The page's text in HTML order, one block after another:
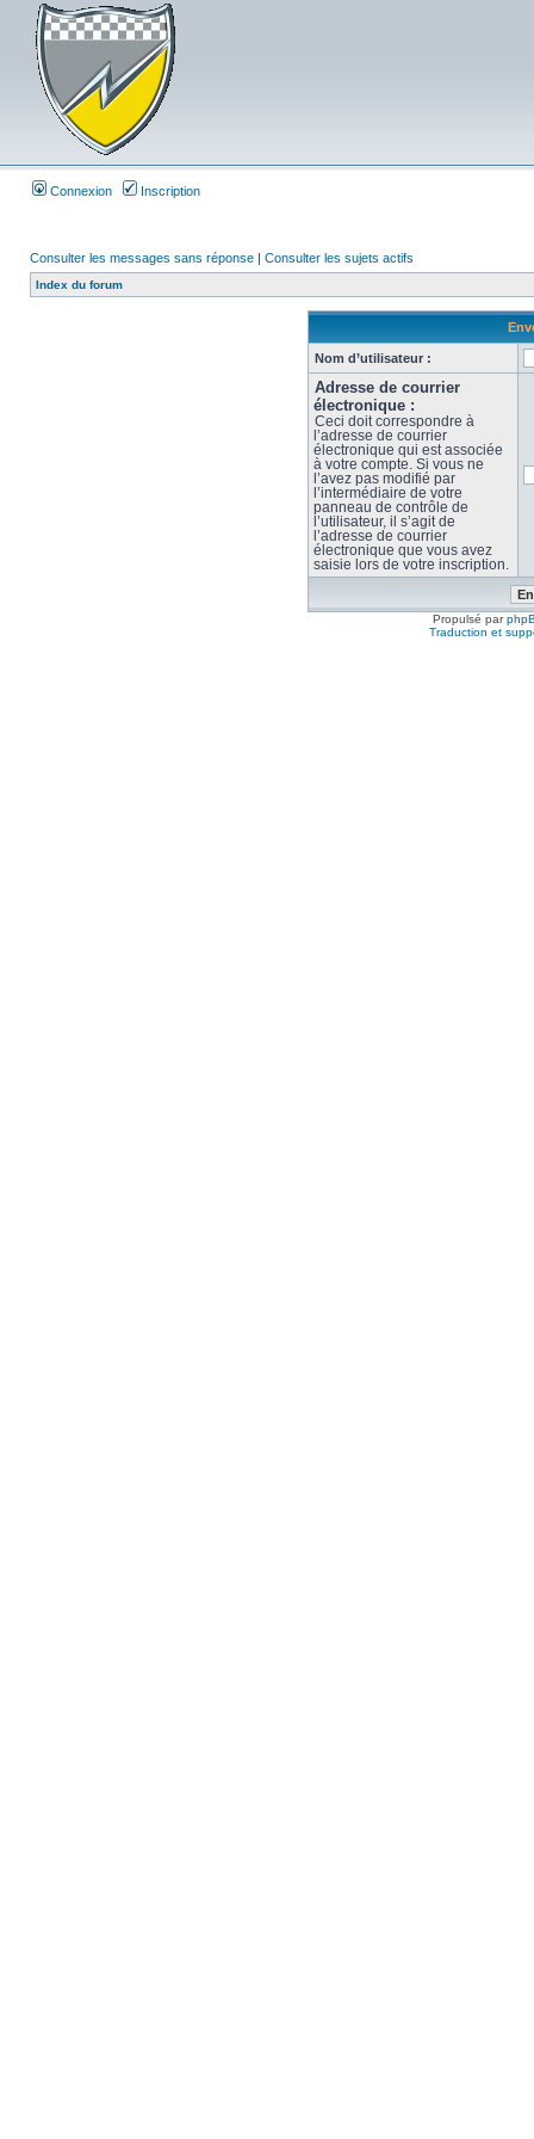
Connexion Inscription
Consulter les messages sans réponse | Consulter les sujets actifs
Index du forum
Nom d’utilisateur :
Adresse de courrier
électronique :
Ceci doit correspondre à
l’adresse de courrier
électronique qui est associée
à votre compte. Si vous ne
l’avez pas modifié par
l’intermédiaire de votre
panneau de contrôle de
l’utilisateur, il s’agit de
l’adresse de courrier
électronique que vous avez
saisie lors de votre inscription.
Propulsé par
Traduction et